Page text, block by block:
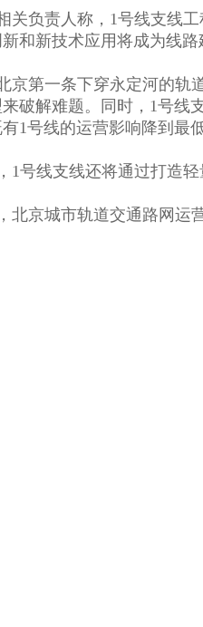
关负责人称，1号线支线
和新技术应用将成为线路
京第一条下穿永定河的轨
破解难题。同时，1号线
1号线的运营影响降到最
1号线支线还将通过打造轻
北京城市轨道交通路网运